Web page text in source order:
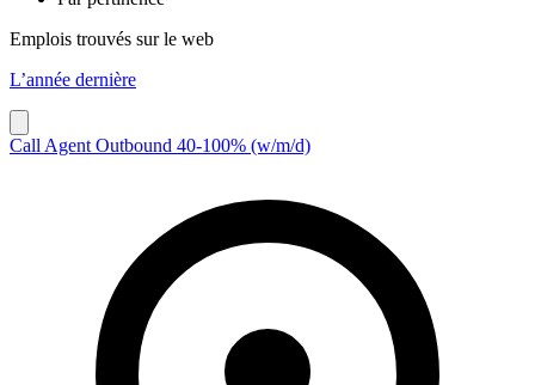
Emplois trouvés sur le web
L’année dernière
Call Agent Outbound 40-100% (w/m/d)